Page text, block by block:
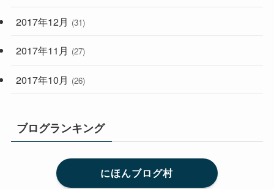
2017年12月 (31)
2017年11月 (27)
2017年10月 (26)
ブログランキング
にほんブログ村